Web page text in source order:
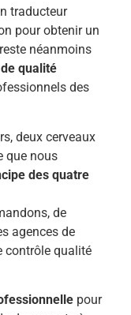
traducteur
pour obtenir un
néanmoins
qualité
des
deux cerveaux
que nous
des quatre
de
agences de
contrôle qualité
pour